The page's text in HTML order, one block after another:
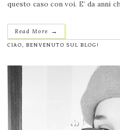
questo caso con voi. E’ da anni
Read More →
CIAO, BENVENUTO SUL BLOG!